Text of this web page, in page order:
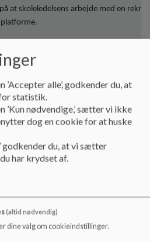
at skoleledelsens arbejde med en
opfordres til at fortsætte med at lave
brug.
år vedtager skolebestyrelsen en ferieplan,
har udarbejdet forslag til datoer
foreslåede datoer behandles
alle’, godkender du, at
statistik.
’Kun nødvendige,’ sætter vi ikke
dog en cookie for at huske
godkender du, at vi sætter
har krydset af.
(altid nødvendig)
dine valg om cookieindstillinger.